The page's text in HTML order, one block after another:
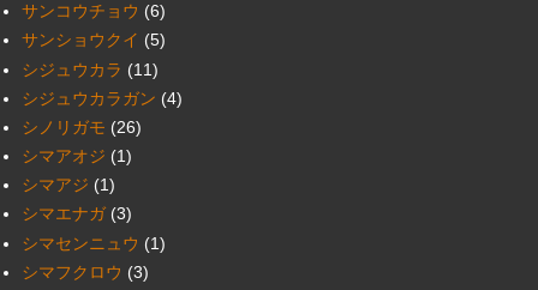
サンコウチョウ (6)
サンショウクイ (5)
シジュウカラ (11)
シジュウカラガン (4)
シノリガモ (26)
シマアオジ (1)
シマアジ (1)
シマエナガ (3)
シマセンニュウ (1)
シマフクロウ (3)